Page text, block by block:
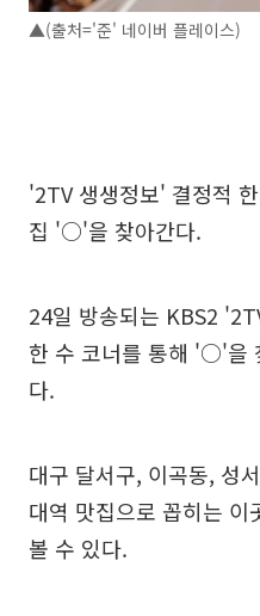
▲(출처='준' 네이버 플레이스)
'2TV 생생정보' 결정적
집 '○'을 찾아간다.
24일 방송되는 KBS2
한 수 코너를 통해 '○'을
다.
대구 달서구, 이곡동, 성
대역 맛집으로 꼽히는 이
볼 수 있다.